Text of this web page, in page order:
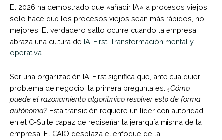
El 2026 ha demostrado que «añadir IA» a procesos viejos
solo hace que los procesos viejos sean más rápidos, no
mejores. El verdadero salto ocurre cuando la empresa
abraza una cultura de IA-First: Transformación mental y
operativa
Ser una organización IA-First significa que, ante cualquier
problema de negocio, la primera pregunta es: ¿Cómo
puede el razonamiento algorítmico resolver esto de forma
autónoma? Esta transición requiere un líder con autoridad
en el C-Suite capaz de rediseñar la jerarquía misma de la
empresa. El CAIO desplaza el enfoque de la